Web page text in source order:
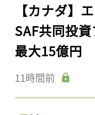
【カナダ】
SAF共同投
最大15億円
11時間前